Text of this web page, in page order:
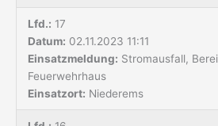
Lfd.: 17
Datum: 02.11.2023 11:11
Einsatzmeldung: Stromausfall,
Feuerwehrhaus
Einsatzort: Niederems